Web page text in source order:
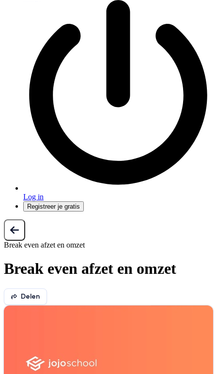
Log in
Registreer je gratis
Break even afzet en omzet
Break even afzet en omzet
Delen